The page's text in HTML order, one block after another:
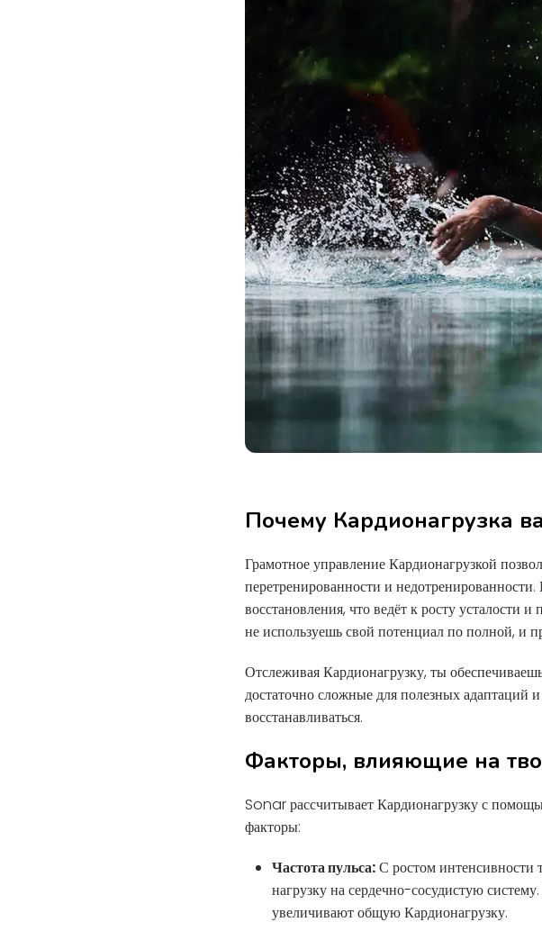
Почему Кардионагрузка
Грамотное управление Кардионагрузкой
перетренированности и
восстановления, что ведёт к росту усталости
не используешь свой потенциал по полной, и
Отслеживая Кардионагрузку, ты
достаточно сложные для полезных адаптаций
восстанавливаться.
Факторы, влияющие на
Sonar рассчитывает Кардионагрузку с
факторы:
Частота пульса:С ростом интенсивности
нагрузку на сердечно-сосудистую
увеличивают общую Кардионагрузку.